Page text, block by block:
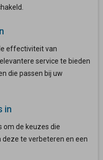
effectiviteit van
service te bieden
die passen bij uw
in
om de keuzes die
te verbeteren en een